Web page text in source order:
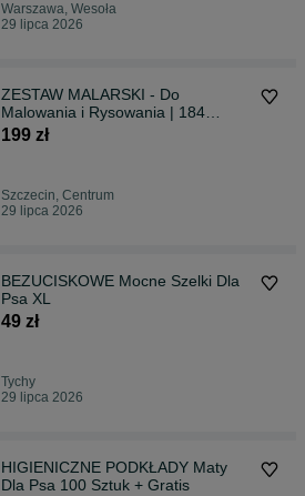
Warszawa, Wesoła
29 lipca 2026
ZESTAW MALARSKI - Do
Malowania i Rysowania | 184
Elementy
199 zł
Szczecin, Centrum
29 lipca 2026
BEZUCISKOWE Mocne Szelki Dla
Psa XL
49 zł
Tychy
29 lipca 2026
HIGIENICZNE PODKŁADY Maty
Dla Psa 100 Sztuk + Gratis